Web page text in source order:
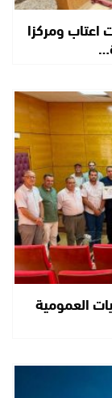
اعتاب ومركزا
العمومية